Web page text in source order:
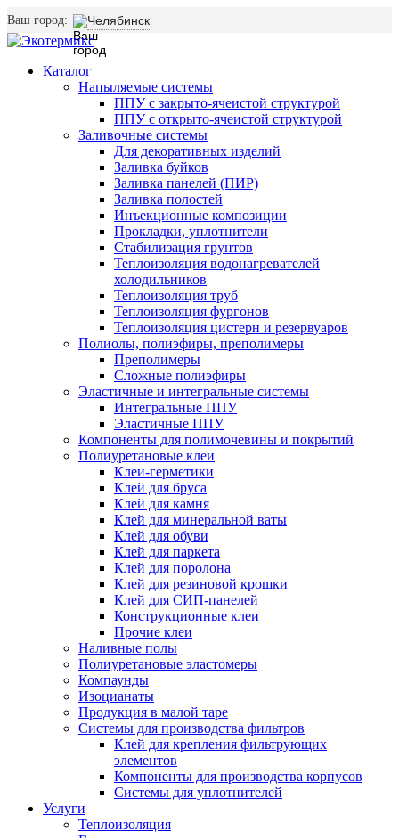
Ваш город: Челябинск
Каталог
Напыляемые системы
ППУ с закрыто-ячеистой структурой
ППУ с открыто-ячеистой структурой
Заливочные системы
Для декоративных изделий
Заливка буйков
Заливка панелей (ПИР)
Заливка полостей
Инъекционные композиции
Прокладки, уплотнители
Стабилизация грунтов
Теплоизоляция водонагревателей
холодильников
Теплоизоляция труб
Теплоизоляция фургонов
Теплоизоляция цистерн и резервуаров
Полиолы, полиэфиры, преполимеры
Преполимеры
Сложные полиэфиры
Эластичные и интегральные системы
Интегральные ППУ
Эластичные ППУ
Компоненты для полимочевины и покрытий
Полиуретановые клеи
Клеи-герметики
Клей для бруса
Клей для камня
Клей для минеральной ваты
Клей для обуви
Клей для паркета
Клей для поролона
Клей для резиновой крошки
Клей для СИП-панелей
Конструкционные клеи
Прочие клеи
Наливные полы
Полиуретановые эластомеры
Компаунды
Изоцианаты
Продукция в малой таре
Системы для производства фильтров
Клей для крепления фильтрующих
элементов
Компоненты для производства корпусов
Системы для уплотнителей
Услуги
Теплоизоляция